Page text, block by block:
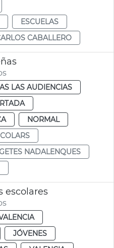
ESCUELAS
CABALLERO
LAS AUDIENCIAS
NORMAL
NADALENQUES
escolares
JÓVENES